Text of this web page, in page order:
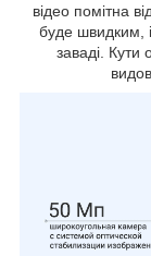
відео помітна
буде швидким,
заваді.